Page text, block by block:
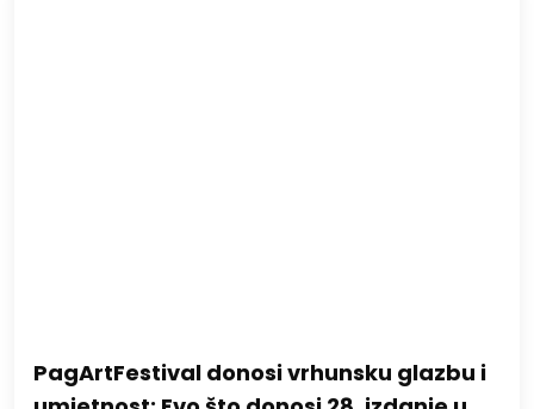
PagArtFestival donosi vrhunsku glazbu i